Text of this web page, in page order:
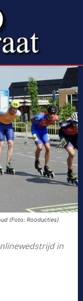
(Foto: Rooducties)
in